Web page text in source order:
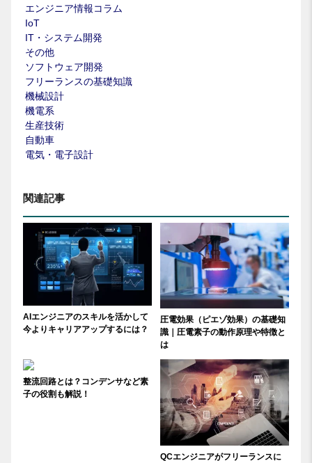
エンジニア情報コラム
IoT
IT・システム開発
その他
ソフトウェア開発
フリーランスの基礎知識
機械設計
機電系
生産技術
自動車
電気・電子設計
関連記事
AIエンジニアのスキルを活かして
今よりキャリアアップするには？
圧電効果（ピエゾ効果）の基礎知
識｜圧電素子の動作原理や特徴と
は
整流回路とは？コンデンサなど素
子の役割も解説！
QCエンジニアがフリーランスに